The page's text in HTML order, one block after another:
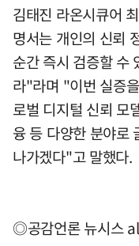
김태진 라온시큐어
명서는 개인의 신뢰
순간 즉시 검증할 수
라"라며 "이번 실증
로벌 디지털 신뢰 모
융 등 다양한 분야로
나가겠다"고 말했다.
◎공감언론 뉴시스